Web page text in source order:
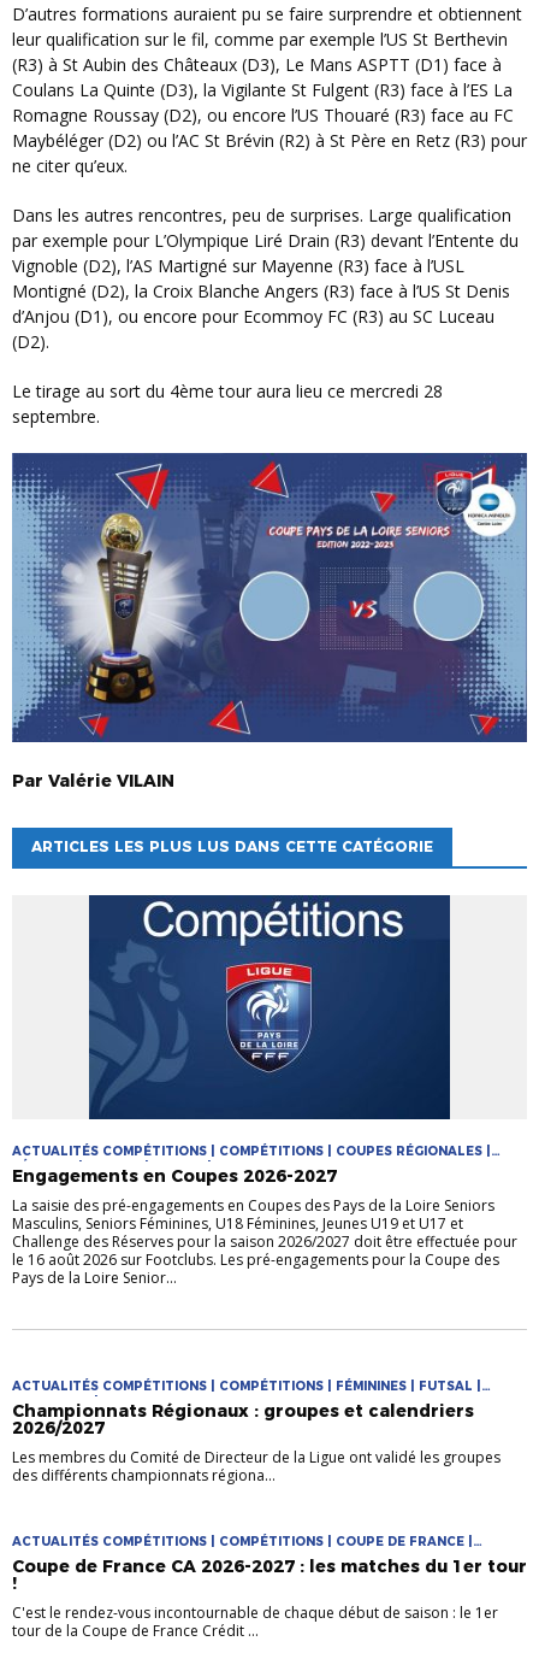
D’autres formations auraient pu se faire surprendre et obtiennent
leur qualification sur le fil, comme par exemple l’US St Berthevin
(R3) à St Aubin des Châteaux (D3), Le Mans ASPTT (D1) face à
Coulans La Quinte (D3), la Vigilante St Fulgent (R3) face à l’ES La
Romagne Roussay (D2), ou encore l’US Thouaré (R3) face au FC
Maybéléger (D2) ou l’AC St Brévin (R2) à St Père en Retz (R3) pour
ne citer qu’eux.
Dans les autres rencontres, peu de surprises. Large qualification
par exemple pour L’Olympique Liré Drain (R3) devant l’Entente du
Vignoble (D2), l’AS Martigné sur Mayenne (R3) face à l’USL
Montigné (D2), la Croix Blanche Angers (R3) face à l’US St Denis
d’Anjou (D1), ou encore pour Ecommoy FC (R3) au SC Luceau
(D2).
Le tirage au sort du 4ème tour aura lieu ce mercredi 28
septembre.
Par Valérie VILAIN
ARTICLES LES PLUS LUS DANS CETTE CATÉGORIE
ACTUALITÉS COMPÉTITIONS | COMPÉTITIONS | COUPES RÉGIONALES |
FÉMININE | FUTSAL | JEUNES | MASCULIN
Engagements en Coupes 2026-2027
La saisie des pré-engagements en Coupes des Pays de la Loire Seniors
Masculins, Seniors Féminines, U18 Féminines, Jeunes U19 et U17 et
Challenge des Réserves pour la saison 2026/2027 doit être effectuée pour
le 16 août 2026 sur Footclubs. Les pré-engagements pour la Coupe des
Pays de la Loire Senior...
ACTUALITÉS COMPÉTITIONS | COMPÉTITIONS | FÉMININES | FUTSAL |
PRATIQUES | PRATIQUES JEUNES
Championnats Régionaux : groupes et calendriers
2026/2027
Les membres du Comité de Directeur de la Ligue ont validé les groupes
des différents championnats régiona...
ACTUALITÉS COMPÉTITIONS | COMPÉTITIONS | COUPE DE FRANCE |
COUPES NATIONALES
Coupe de France CA 2026-2027 : les matches du 1er tour
!
C'est le rendez-vous incontournable de chaque début de saison : le 1er
tour de la Coupe de France Crédit ...